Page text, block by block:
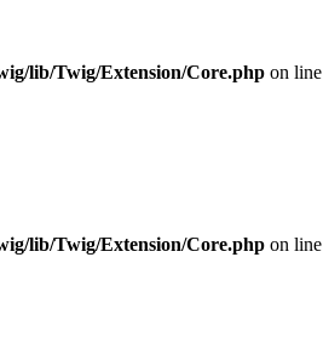
lib/Twig/Extension/Core.php on line
lib/Twig/Extension/Core.php on line